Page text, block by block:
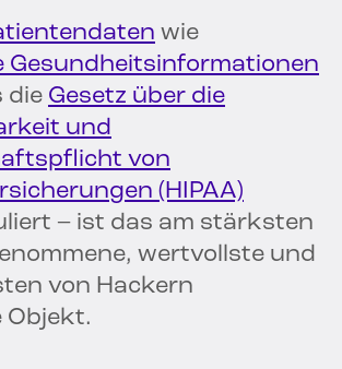
wie
Gesundheitsinformationen
die Gesetz über die
und
von
(HIPAA)
– ist das am stärksten
wertvollste und
von Hackern
Objekt.